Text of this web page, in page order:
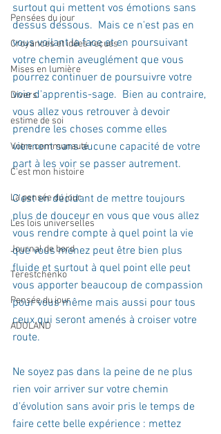
Pensées du jour
Croyances et idées reçues
Mises en lumière
Divers
estime de soi
Votre communauté
C'est mon histoire
La pensée du jour
Les lois universelles
Journal de bord
Terestchenko
Pensée du jour
ADOLAND
surtout qui mettent vos émotions sans
dessus dessous.  Mais ce n'est pas en
vous voilant la face et en poursuivant
votre chemin aveuglément que vous
pourrez continuer de poursuivre votre
voie d'apprentis-sage.  Bien au contraire,
vous allez vous retrouver à devoir
prendre les choses comme elles
viennent sans aucune capacité de votre
part à les voir se passer autrement.
C'est en décidant de mettre toujours
plus de douceur en vous que vous allez
vous rendre compte à quel point la vie
que vous menez peut être bien plus
fluide et surtout à quel point elle peut
vous apporter beaucoup de compassion
pour vous même mais aussi pour tous
ceux qui seront amenés à croiser votre
route.
Ne soyez pas dans la peine de ne plus
rien voir arriver sur votre chemin
d'évolution sans avoir pris le temps de
faire cette belle expérience : mettez